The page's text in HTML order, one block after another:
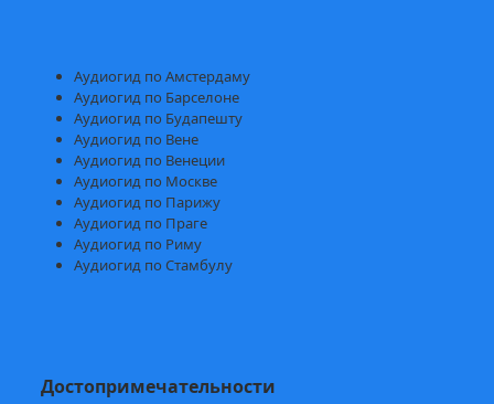
Аудиогид по Амстердаму
Аудиогид по Барселоне
Аудиогид по Будапешту
Аудиогид по Вене
Аудиогид по Венеции
Аудиогид по Москве
Аудиогид по Парижу
Аудиогид по Праге
Аудиогид по Риму
Аудиогид по Стамбулу
Достопримечательности